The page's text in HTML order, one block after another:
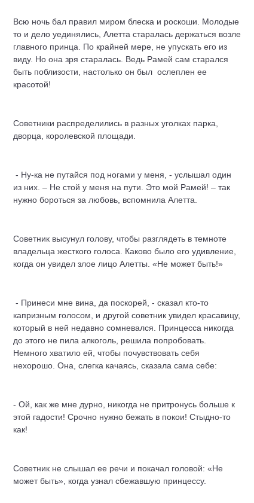
Всю ночь бал правил миром блеска и роскоши. Молодые
то и дело уединялись, Алетта старалась держаться возле
главного принца. По крайней мере, не упускать его из
виду. Но она зря старалась. Ведь Рамей сам старался
быть поблизости, настолько он был ослеплен ее
красотой!
Советники распределились в разных уголках парка,
дворца, королевской площади.
- Ну-ка не путайся под ногами у меня, - услышал один
из них. – Не стой у меня на пути. Это мой Рамей! – так
нужно бороться за любовь, вспомнила Алетта.
Советник высунул голову, чтобы разглядеть в темноте
владельца жесткого голоса. Каково было его удивление,
когда он увидел злое лицо Алетты. «Не может быть!»
- Принеси мне вина, да поскорей, - сказал кто-то
капризным голосом, и другой советник увидел красавицу,
который в ней недавно сомневался. Принцесса никогда
до этого не пила алкоголь, решила попробовать.
Немного хватило ей, чтобы почувствовать себя
нехорошо. Она, слегка качаясь, сказала сама себе:
- Ой, как же мне дурно, никогда не притронусь больше к
этой гадости! Срочно нужно бежать в покои! Стыдно-то
как!
Советник не слышал ее речи и покачал головой: «Не
может быть», когда узнал сбежавшую принцессу.